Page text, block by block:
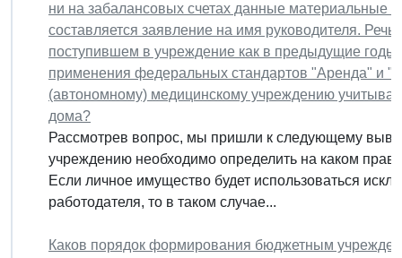
ни на забалансовых счетах данные материальные
составляется заявление на имя руководителя.
поступившем в учреждение как в предыдущие годы,
применения федеральных стандартов "Аренда" и
(автономному) медицинскому учреждению
дома?
Рассмотрев вопрос, мы пришли к следующему
учреждению необходимо определить на каком
Если личное имущество будет использоваться
работодателя, то в таком случае...
Каков порядок формирования бюджетным